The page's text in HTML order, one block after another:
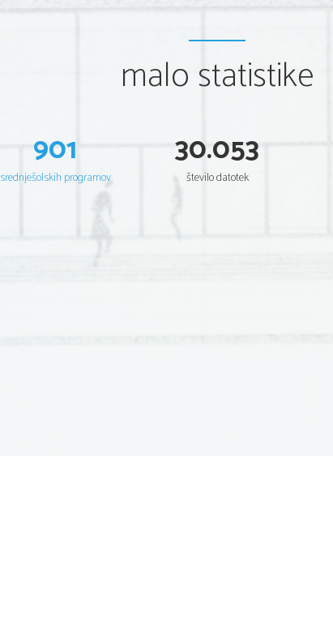
malo statistike
901
srednješolskih programov
30.053
število datotek